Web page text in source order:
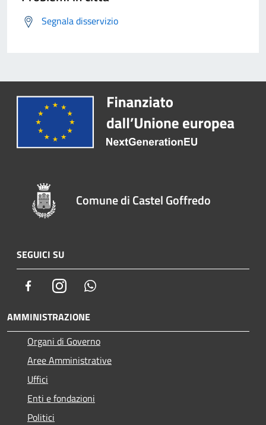
Segnala disservizio
Comune di Castel Goffredo
SEGUICI SU
FacebookInstagram
AMMINISTRAZIONE
Organi di Governo
Aree Amministrative
Uffici
Enti e fondazioni
Politici